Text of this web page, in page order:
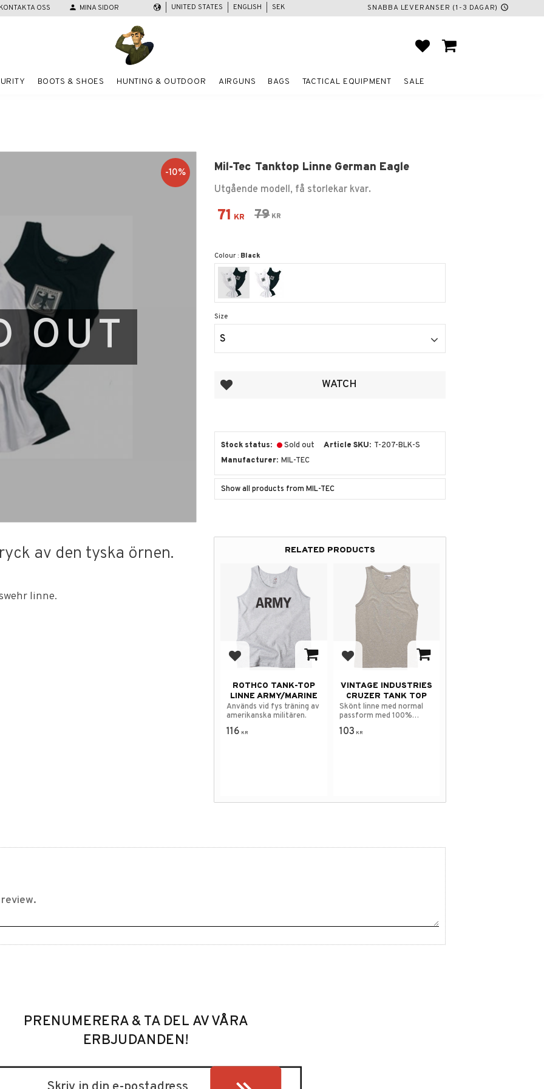
OSS person MINA SIDOR SNABBA LEVERANSER (1-3 DAGAR) schedule
UNITED STATES ENGLISH SEK
FAVORITES
BASKET
BOOTS & SHOES HUNTING & OUTDOOR AIRGUNS BAGS TACTICAL EQUIPMENT SALE
Mil-Tec Tanktop Linne German Eagle
Utgående modell, få storlekar kvar.
OUT
10%
Reduced price:
71 KR Original price:
79KR
Colour : Black
Size
S
Add to favorites WATCH
Stock status Sold out Article SKU
T-207-BLK-S
Manufacturer MIL-TEC
Show all products from MIL-TEC
av den tyska örnen.
linne.
RELATED PRODUCTS
Add to favorites
ROTHCO TANK-TOP
LINNE ARMY/MARINE
Används vid fys träning av
amerikanska militären.
116 KR
Add to favorites
VINTAGE INDUSTRIES
CRUZER TANK TOP
Skönt linne med normal
passform med 100%
bomull.
103 KR
PRENUMERERA & TA DEL AV VÅRA
ERBJUDANDEN!